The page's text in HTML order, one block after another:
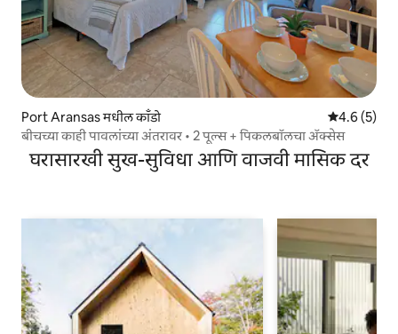
Port Aransas मधील काँडो 5 पैकी 4.6
4.6 (5)
बीचच्या काही पावलांच्या अंतरावर • 2 पूल्स + पिकलबॉलचा ॲक्सेस
घरासारखी सुख-सुविधा आणि वाजवी मासिक दर